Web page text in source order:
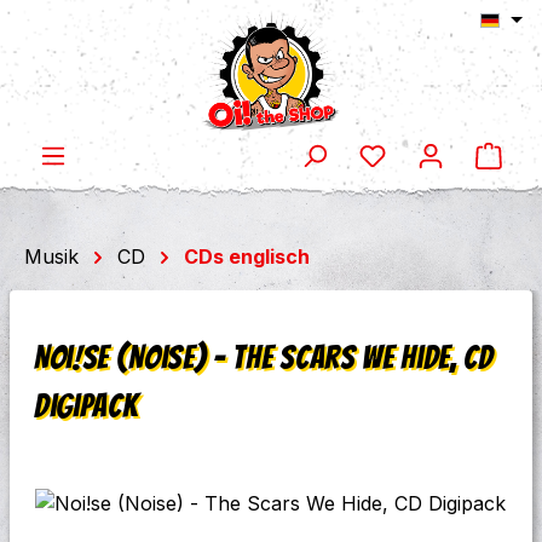
Zum Hauptinhalt springen
Musik CD CDs englisch
Noi!se (Noise) - The Scars We Hide, CD
Digipack
Bildergalerie überspringen